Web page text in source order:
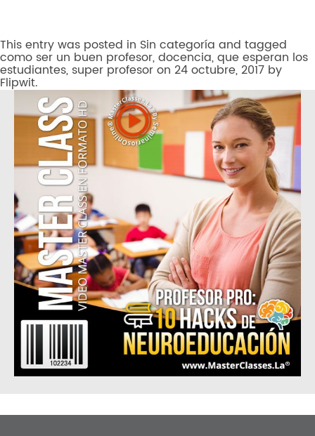
This entry was posted in Sin categoría and tagged
como ser un buen profesor, docencia, que esperan los
estudiantes, super profesor on 24 octubre, 2017 by
Flipwit.